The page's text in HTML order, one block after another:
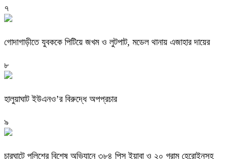
৭
গোদাগাড়ীতে যুবককে পিটিয়ে জখম ও লুটপাট, মডেল থানায় এজাহার দায়ের
৮
হালুয়াঘাট ইউএনও’র বিরুদ্ধে অপপ্রচার
৯
চারঘাটে পুলিশের বিশেষ অভিযানে ৩৮৪ পিস ইয়াবা ও ২০ গ্রাম হেরোইনসহ